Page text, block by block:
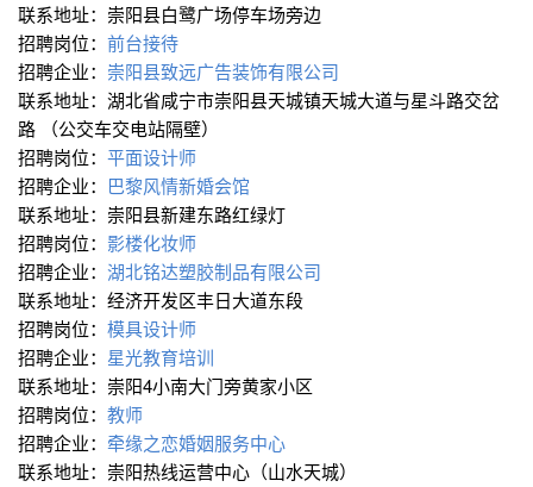
联系地址：崇阳县白鹭广场停车场旁边
招聘岗位： 前台接待
招聘企业： 崇阳县致远广告装饰有限公司
联系地址：湖北省咸宁市崇阳县天城镇天城大道与星斗路交岔
路 （公交车交电站隔壁）
招聘岗位： 平面设计师
招聘企业： 巴黎风情新婚会馆
联系地址：崇阳县新建东路红绿灯
招聘岗位： 影楼化妆师
招聘企业： 湖北铭达塑胶制品有限公司
联系地址：经济开发区丰日大道东段
招聘岗位： 模具设计师
招聘企业： 星光教育培训
联系地址：崇阳4小南大门旁黄家小区
招聘岗位： 教师
招聘企业： 牵缘之恋婚姻服务中心
联系地址：崇阳热线运营中心（山水天城）